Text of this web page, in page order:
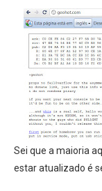
Sei que a maioria
estar atualizado é